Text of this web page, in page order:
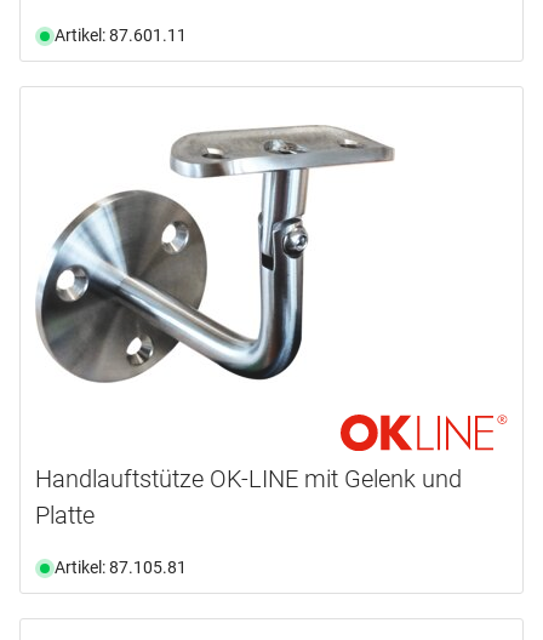
Artikel: 87.601.11
Handlauftstütze OK-LINE mit Gelenk und
Platte
Artikel: 87.105.81